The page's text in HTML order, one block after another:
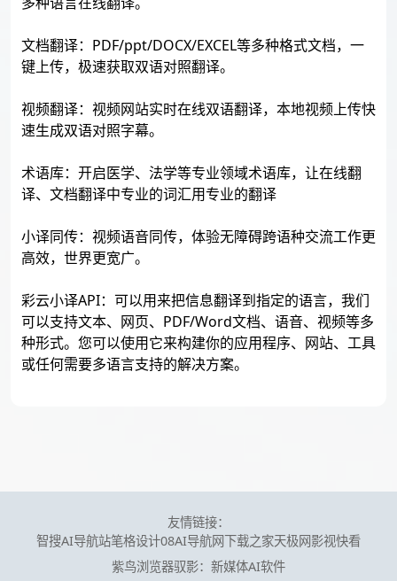
文档翻译：PDF/ppt/DOCX/EXCEL等多种格式文档，一
键上传，极速获取双语对照翻译。
视频翻译：视频网站实时在线双语翻译，本地视频上传快
速生成双语对照字幕。
术语库：开启医学、法学等专业领域术语库，让在线翻
译、文档翻译中专业的词汇用专业的翻译
小译同传：视频语音同传，体验无障碍跨语种交流工作更
高效，世界更宽广。
彩云小译API：可以用来把信息翻译到指定的语言，我们
可以支持文本、网页、PDF/Word文档、语音、视频等多
种形式。您可以使用它来构建你的应用程序、网站、工具
或任何需要多语言支持的解决方案。
友情链接：
智搜AI导航站笔格设计08AI导航网下载之家天极网影视快看
紫鸟浏览器驭影：新媒体AI软件